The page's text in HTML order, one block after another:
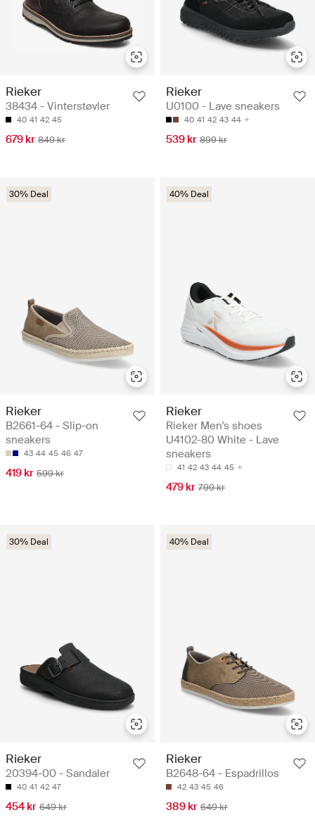
Rieker
38434 - Vinterstøvler
40 41 42 45
679 kr 849 kr
Rieker
U0100 - Lave sneakers
40 41 42 43 44
539 kr 899 kr
30% Deal
Rieker
B2661-64 - Slip-on
sneakers
43 44 45 46 47
419 kr 599 kr
40% Deal
Rieker
Rieker Men's shoes
U4102-80 White - Lave
sneakers
41 42 43 44 45
479 kr 799 kr
30% Deal
Rieker
20394-00 - Sandaler
40 41 42 47
454 kr 649 kr
40% Deal
Rieker
B2648-64 - Espadrillos
42 43 45 46
389 kr 649 kr